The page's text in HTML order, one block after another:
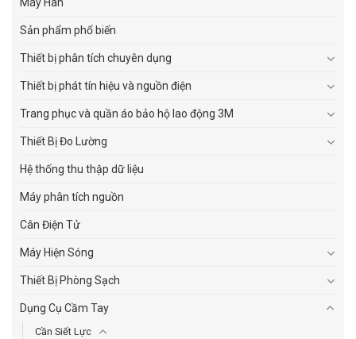
Máy Hàn
Sản phẩm phổ biến
Thiết bị phân tích chuyên dụng
Thiết bị phát tín hiệu và nguồn điện
Trang phục và quần áo bảo hộ lao động 3M
Thiết Bị Đo Lường
Hệ thống thu thập dữ liệu
Máy phân tích nguồn
Cân Điện Tử
Máy Hiện Sóng
Thiết Bị Phòng Sạch
Dụng Cụ Cầm Tay
Cần Siết Lực